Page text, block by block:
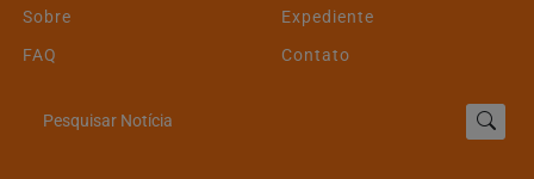
Sobre
Expediente
FAQ
Contato
Pesquisar Notícia